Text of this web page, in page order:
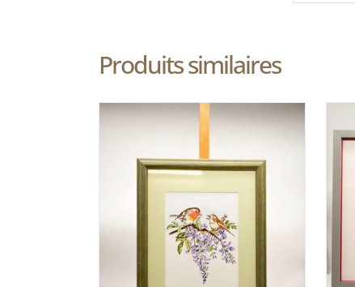
Produits similaires